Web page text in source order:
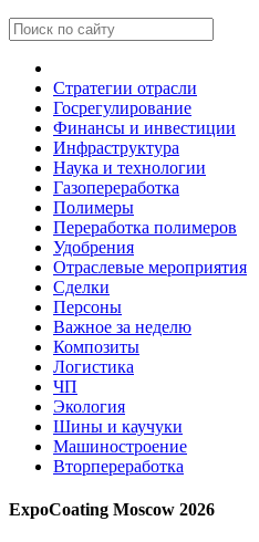
Стратегии отрасли
Госрегулирование
Финансы и инвестиции
Инфраструктура
Наука и технологии
Газопереработка
Полимеры
Переработка полимеров
Удобрения
Отраслевые мероприятия
Сделки
Персоны
Важное за неделю
Композиты
Логистика
ЧП
Экология
Шины и каучуки
Машиностроение
Вторпереработка
ExpoCoating Moscow 2026